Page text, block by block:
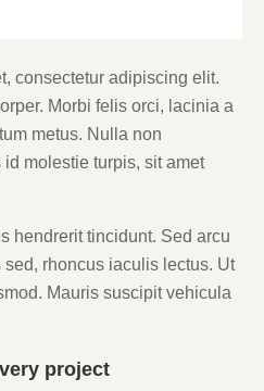
consectetur adipiscing elit.
Morbi felis orci, lacinia a
metus. Nulla non
molestie turpis, sit amet
hendrerit tincidunt. Sed arcu
rhoncus iaculis lectus. Ut
Mauris suscipit vehicula
project